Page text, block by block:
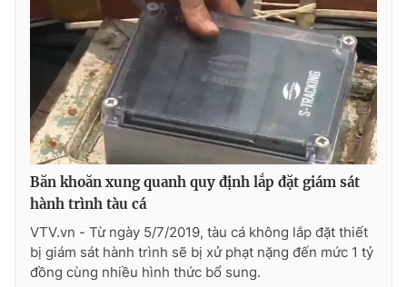
Theo dõi báo trên
Cơ quan chủ quản:Đài Truyền hình Việt Nam
Cơ quan báo chí:Thời báo VTV
Giấy phép hoạt động báo in và báo điện tử số 483/GP-BTTTT
cấp ngày 29/12/2023
Tổng Biên tập: Vũ Thanh Thủy
Phó Tổng Biên tập:Nguyễn Thị Mỹ Hạnh, Phạm Quốc Thắng,
Nguyễn Trọng Ninh
Tổng đài VTV: 024.38 355 931 - 024.38 355 932
Băn khoăn xung quanh quy định lắp đặt giám sát
hành trình tàu cá
VTV.vn - Từ ngày 5/7/2019, tàu cá không lắp đặt thiết
bị giám sát hành trình sẽ bị xử phạt nặng đến mức 1 tỷ
đồng cùng nhiều hình thức bổ sung.